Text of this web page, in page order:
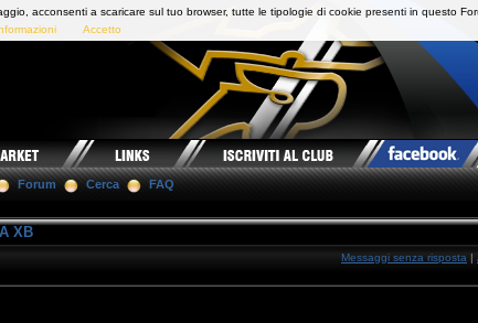
Forum Cerca FAQ
XB
Messaggi senza risposta |
acconsenti a scaricare sul tuo browser, tutte le tipologie di cookie presenti in questo
Accetto